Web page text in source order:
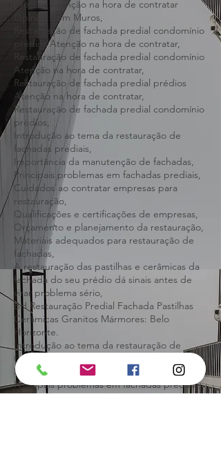
Restauração de fachada predial condomínio
prédios Atenção na hora de contratar
Opinião Sem Muros,
Restauração de fachada predial condomínio
prédios Atenção na hora de contratar,
Restauração de fachada predial condomínio
Atenção na hora de contratar,
Restauração de fachada predial prédios
Atenção na hora de contratar,
Restauração de fachada predial condomínio
prédios,
Introdução ao tema da restauração de
fachadas prediais,
Importância da manutenção de fachadas,
Principais problemas em fachadas prediais,
Cuidados ao contratar empresas para
restauração,
Qualificações e certificações de empresas,
Orçamento e planejamento da restauração,
Materiais adequados para restauração de
fachadas,
A restauração das pastilhas e cerâmicas da
fachada do seu prédio dá sinais antes de
virar problema sério,
BH Restauração Predial Fachada Pastilhas
Cerâmicas Granitos Mármores: Belo
Horizonte.
Introdução ao tema da restauração de
fachadas prediais,
Importância da manutenção de fachadas,